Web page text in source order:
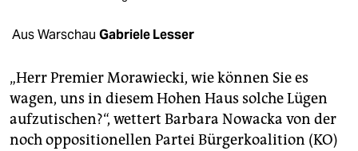
shop
fragen & hilfe
unterstützen
abo
Aus Warschau Gabriele Lesser
„Herr Premier Morawiecki, wie können Sie es
wagen, uns in diesem Hohen Haus solche Lügen
aufzutischen?“, wettert Barbara Nowacka von der
noch oppositionellen Partei Bürgerkoalition (KO)